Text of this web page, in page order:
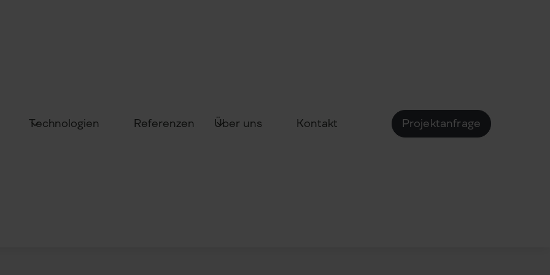
Technologien Referenzen Über uns Kontakt Projektanfrage